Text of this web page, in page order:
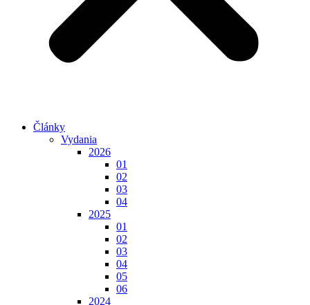
Články
Vydania
2026
01
02
03
04
2025
01
02
03
04
05
06
2024